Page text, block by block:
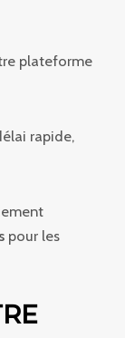
plateforme
rapide,
pour les